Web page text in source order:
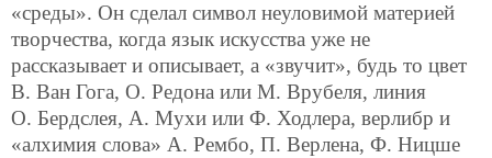
«среды». Он сделал символ неуловимой материей
творчества, когда язык искусства уже не
рассказывает и описывает, а «звучит», будь то цвет
В. Ван Гога, О. Редона или М. Врубеля, линия
О. Бердслея, А. Мухи или Ф. Ходлера, верлибр и
«алхимия слова» А. Рембо, П. Верлена, Ф. Ницше